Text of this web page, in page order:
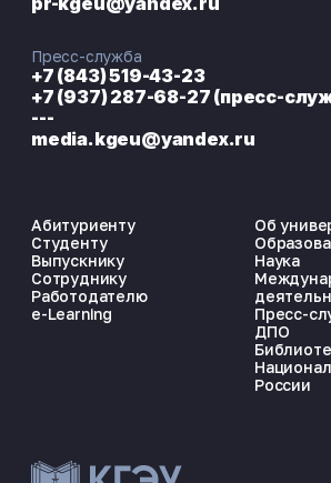
Абитуриенту
Студенту
Выпускнику
Сотруднику
Работодателю
e-Learning
Об
Наука
Пресс-
ДПО
России
Пресс-служба
+7 (843) 519-43-23
+7 (937) 287-68-27 (пресс-
---
media.kgeu@yandex.ru